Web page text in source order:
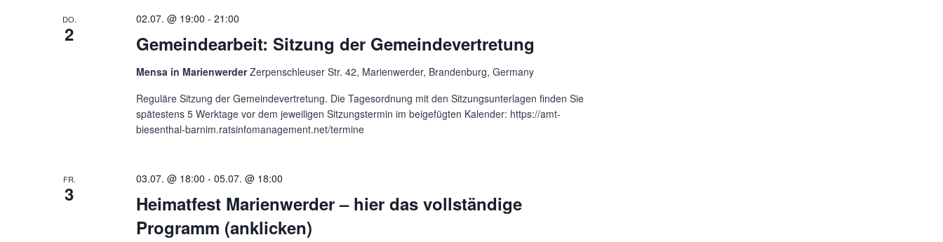
DO.
2 Gemeindearbeit: Sitzung der Gemeindevertretung
02.07. @ 19:00 -21:00
Mensa in MarienwerderZerpenschleuser Str. 42, Marienwerder, Brandenburg, Germany
Reguläre Sitzung der Gemeindevertretung. Die Tagesordnung mit den Sitzungsunterlagen finden Sie
spätestens 5 Werktage vor dem jeweiligen Sitzungstermin im beigefügten Kalender: https://amt-
biesenthal-barnim.ratsinfomanagement.net/termine
FR.
3
Heimatfest Marienwerder – hier das vollständige
Programm (anklicken)
03.07. @ 18:00 -05.07. @ 18:00